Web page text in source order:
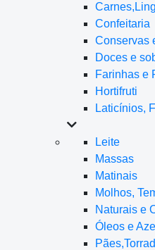
Confeitaria
Conservas
Doces e
Farinhas e
Hortifruti
Laticínios,
Leite
Massas
Matinais
Molhos,
Naturais e
Óleos e